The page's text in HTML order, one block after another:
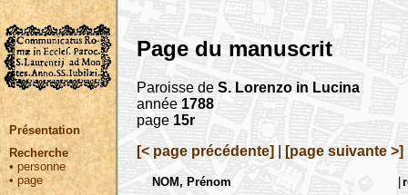
Présentation
Recherche
• personne
•page
Page du manuscrit
Paroisse de S. Lorenzo in Lucina
année 1788
page 15r
[< page précédente]
[page suivante >]
NOM, Prénom